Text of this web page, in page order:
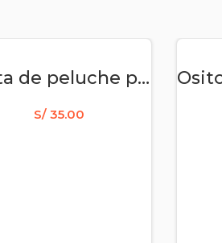
Osita de peluche pediatra
S/35.00